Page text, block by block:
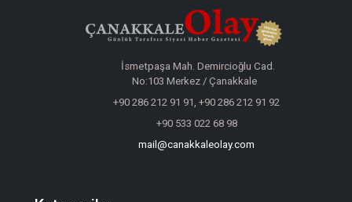
İsmetpaşa Mah. Demircioğlu Cad.
No:103 Merkez / Çanakkale
+90 286 212 91 91, +90 286 212 91 92
+90 533 022 68 98
mail@canakkaleolay.com